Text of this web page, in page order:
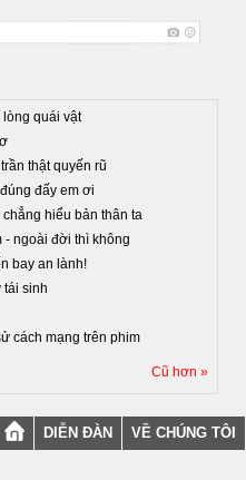
lòng quái vật
thật quyến rũ
đấy em ơi
hiểu bản thân ta
- ngoài đời thì không
bay an lành!
tái sinh
cách mạng trên phim
Cũ hơn »
DIỄN ĐÀN VỀ CHÚNG TÔI